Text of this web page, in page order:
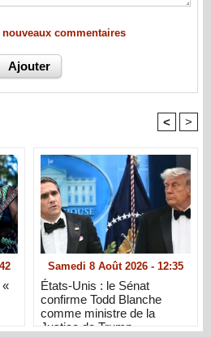
commentaires
< >
«
Samedi 8 Août 2026 - 12:35
États-Unis : le Sénat
confirme Todd Blanche
comme ministre de la
Justice de Trump